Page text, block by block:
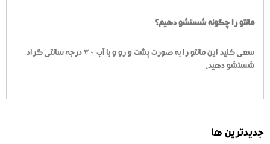
مانتو را چگونه شستشو دهیم؟
سعی کنید این مانتو را به صورت پشت و رو و با آب 30 درجه سانتی گراد
شستشو دهید.
جدیدترین ها